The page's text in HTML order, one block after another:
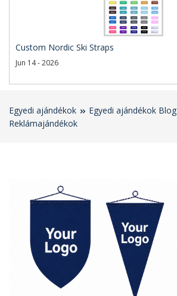
Custom Nordic Ski Straps
Jun 14 - 2026
Egyedi ajándékok
Egyedi ajándékok Blog
Reklámajándékok